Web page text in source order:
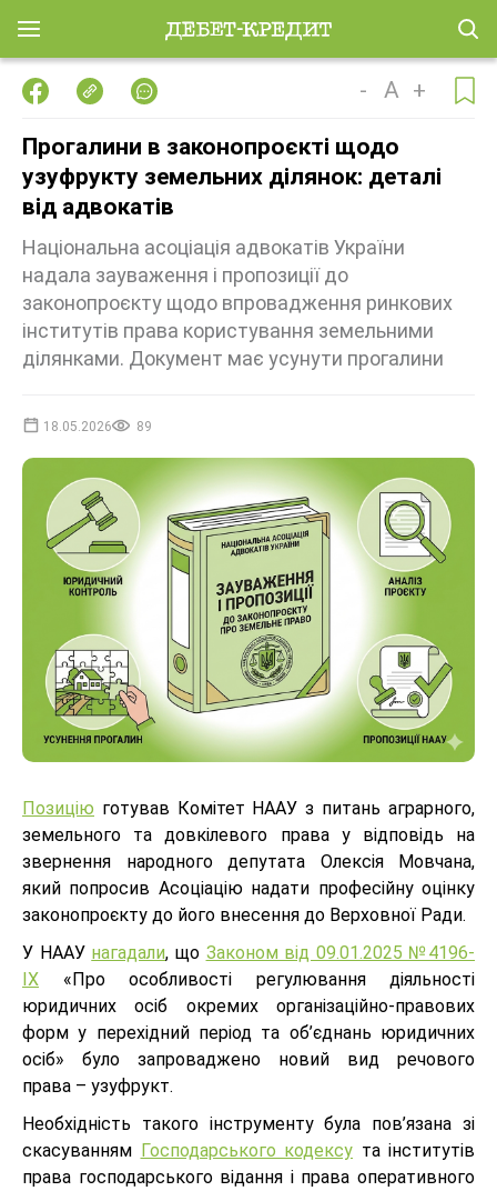
- A +
Прогалини в законопроєкті щодо
узуфрукту земельних ділянок: деталі
від адвокатів
Національна асоціація адвокатів України
надала зауваження і пропозиції до
законопроєкту щодо впровадження ринкових
інститутів права користування земельними
ділянками. Документ має усунути прогалини
18.05.2026 89
Позицію готував Комітет НААУ з питань аграрного,
земельного та довкілевого права у відповідь на
звернення народного депутата Олексія Мовчана,
який попросив Асоціацію надати професійну оцінку
законопроєкту до його внесення до Верховної Ради.
У НААУ нагадали, що Законом від 09.01.2025 №4196-
IX «Про особливості регулювання діяльності
юридичних осіб окремих організаційно-правових
форм у перехідний період та об’єднань юридичних
осіб» було запроваджено новий вид речового
права – узуфрукт.
Необхідність такого інструменту була пов’язана зі
скасуванням Господарського кодексу та інститутів
права господарського відання і права оперативного